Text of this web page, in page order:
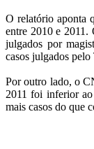
O relatório aponta
entre 2010 e 2011.
julgados por
casos julgados
Por outro lado, o
2011 foi inferior
mais casos do que